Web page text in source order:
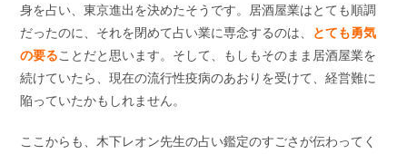
身を占い、東京進出を決めたそうです。居酒屋業はとても順調
だったのに、それを閉めて占い業に専念するのは、 とても勇気
の要ることだと思います。そして、もしもそのまま居酒屋業を
続けていたら、現在の流行性疫病のあおりを受けて、経営難に
陥っていたかもしれません。
ここからも、木下レオン先生の占い鑑定のすごさが伝わってく